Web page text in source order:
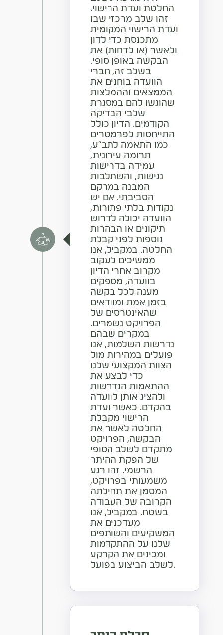
החלטת ועדת הרישוי.
זהו שלב מרכזי שבו
ועדת הרישוי המקומית
מתכנסת כדי לדון
ולאשר (או לדחות) את
הבקשה באופן סופי.
בשלב זה, חברי
הוועדה בוחנים את
הממצאים וההמלצות
שהוגשו להם במסגרת
שלבי הבדיקה
הקודמים. הדיון כולל
התייחסות לפרמטרים
כמו התאמה לתב"ע,
תרומה עירונית,
עמידה בדרישות
נגישות, והשתלבות
המבנה במרקם
הסביבתי. אם יש
נקודות בלתי פתורות,
הוועדה יכולה לדרוש
תיקונים או הבהרות
נוספות לפני קבלת
החלטה. במקביל, אנו
ממשיכים לעקוב
מקרוב אחרי הדיון
בוועדה, מספקים
מענה לכל בקשה
בזמן אמת ומוודאים
שהאינטרסים של
הפרויקט נשמרים.
במקרים שבהם
נדרשות השלמות, אנו
פועלים במהירות מול
הצוות המקצועי שלנו
כדי לבצע את
ההתאמות הנדרשות
ולהציג אותן לוועדה
בהקדם. כאשר ועדת
הרישוי מקבלת
החלטה לאשר את
הבקשה, הפרויקט
מתקדם לשלב הסופי
של הפקת ההיתר
הרשמי. זהו רגע
משמעותי בפרויקט,
המסמן את תחילתה
הקרובה של העבודה
בשטח. במקביל, אנו
מעדכנים את
המשקיעים והשותפים
שלנו על ההתקדמות
ומכינים את הקרקע
לשלב הביצוע בפועל.